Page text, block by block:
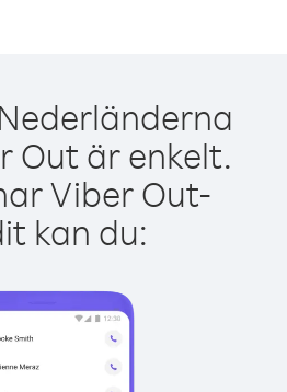
Out är enkelt.
Viber Out-
kan du: